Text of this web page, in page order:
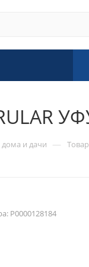
и дачи —
Р0000128184